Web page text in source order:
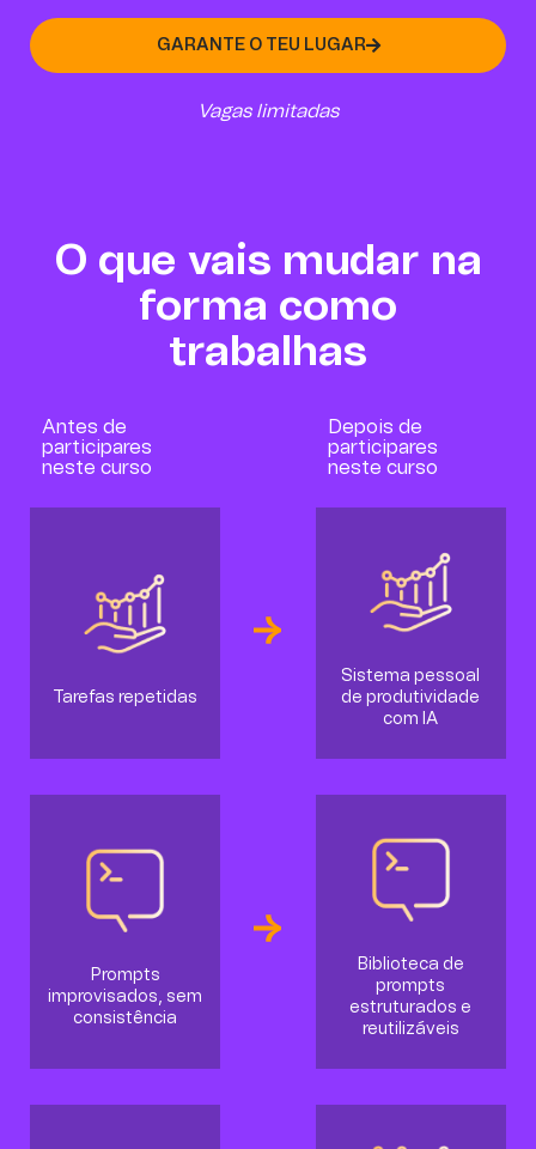
GARANTE O TEU LUGAR
Vagas limitadas
O que vais mudar na
forma como
trabalhas
Antes de
participares
neste curso
Depois de
participares
neste curso
Tarefas repetidas
Sistema pessoal
de produtividade
com IA
Prompts
improvisados, sem
consistência
Biblioteca de
prompts
estruturados e
reutilizáveis